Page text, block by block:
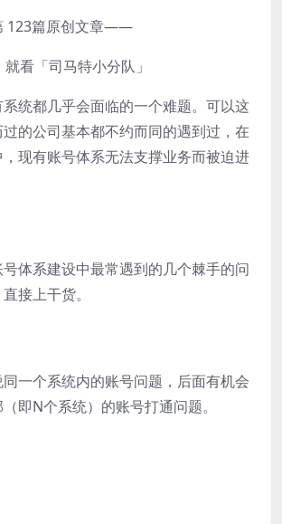
123篇原创文章——
看「司马特小分队」
统都几乎会面临的一个难题。可以这
的公司基本都不约而同的遇到过，在
现有账号体系无法支撑业务而被迫进
体系建设中最常遇到的几个棘手的问
接上干货。
一个系统内的账号问题，后面有机会
即N个系统）的账号打通问题。